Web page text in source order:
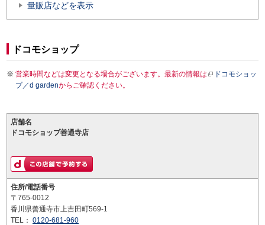
量販店などを表示
ドコモショップ
営業時間などは変更となる場合がございます。最新の情報は
ドコモショッ
プ／d gardenからご確認ください。
店舗名
ドコモショップ善通寺店
住所/電話番号
〒765-0012
香川県善通寺市上吉田町569-1
TEL： 0120-681-960